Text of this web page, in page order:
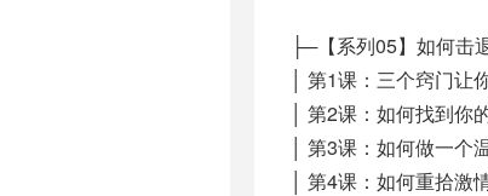
├─【系列05】如何击
│ 第1课：三个窍门
│ 第2课：如何找到
│ 第3课：如何做一个
│ 第4课：如何重拾激